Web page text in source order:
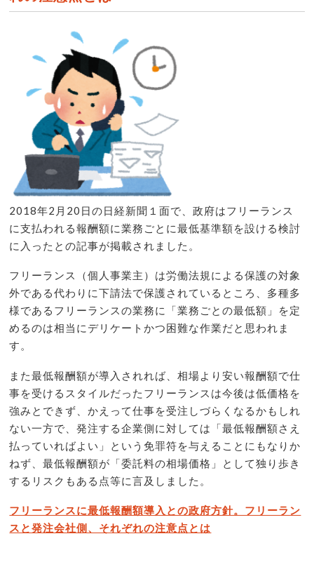
2018年2月20日の日経新聞１面で、政府はフリーランス
に支払われる報酬額に業務ごとに最低基準額を設ける検討
に入ったとの記事が掲載されました。
フリーランス（個人事業主）は労働法規による保護の対象
外である代わりに下請法で保護されているところ、多種多
様であるフリーランスの業務に「業務ごとの最低額」を定
めるのは相当にデリケートかつ困難な作業だと思われま
す。
また最低報酬額が導入されれば、相場より安い報酬額で仕
事を受けるスタイルだったフリーランスは今後は低価格を
強みとできず、かえって仕事を受注しづらくなるかもしれ
ない一方で、発注する企業側に対しては「最低報酬額さえ
払っていればよい」という免罪符を与えることにもなりか
ねず、最低報酬額が「委託料の相場価格」として独り歩き
するリスクもある点等に言及しました。
フリーランスに最低報酬額導入との政府方針。フリーラン
スと発注会社側、それぞれの注意点とは